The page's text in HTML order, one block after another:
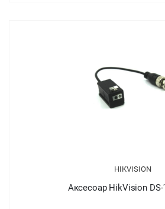
HIKVISION
Аксесоар HikVision DS-